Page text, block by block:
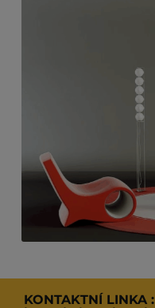
KONTAKTNÍ LINKA :